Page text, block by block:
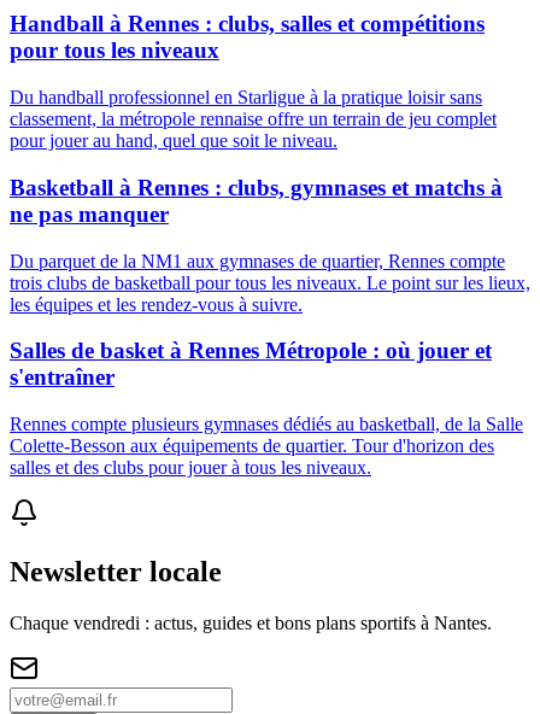
Handball à Rennes : clubs, salles et compétitions
pour tous les niveaux
Du handball professionnel en Starligue à la pratique loisir sans
classement, la métropole rennaise offre un terrain de jeu complet
pour jouer au hand, quel que soit le niveau.
Basketball à Rennes : clubs, gymnases et matchs à
ne pas manquer
Du parquet de la NM1 aux gymnases de quartier, Rennes compte
trois clubs de basketball pour tous les niveaux. Le point sur les lieux,
les équipes et les rendez-vous à suivre.
Salles de basket à Rennes Métropole : où jouer et
s'entraîner
Rennes compte plusieurs gymnases dédiés au basketball, de la Salle
Colette-Besson aux équipements de quartier. Tour d'horizon des
salles et des clubs pour jouer à tous les niveaux.
Newsletter locale
Chaque vendredi : actus, guides et bons plans sportifs à Nantes.